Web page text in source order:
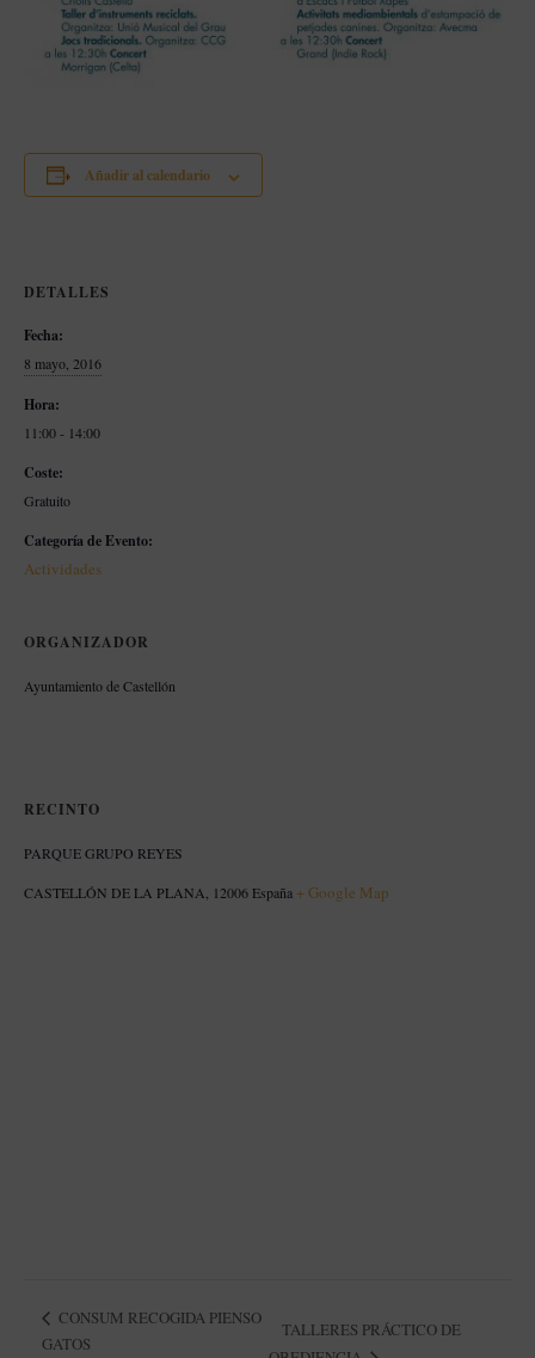
Añadir al calendario
DETALLES
Fecha:
8 mayo, 2016
Hora:
11:00 - 14:00
Coste:
Gratuito
Categoría de Evento:
Actividades
ORGANIZADOR
Ayuntamiento de Castellón
RECINTO
PARQUE GRUPO REYES
CASTELLÓN DE LA PLANA, 12006 España + Google Map
CONSUM RECOGIDA PIENSO
GATOS
TALLERES PRÁCTICO DE